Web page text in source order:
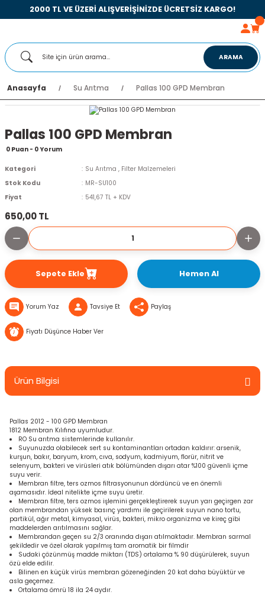
2000 TL VE ÜZERİ ALIŞVERİŞİNİZDE ÜCRETSİZ KARGO!
ARAMA
Anasayfa Su Arıtma Pallas 100 GPD Membran
Pallas 100 GPD Membran
0 Puan - 0 Yorum
Kategori Su Arıtma , Filter Malzemeleri
Stok Kodu
MR-SU100
Fiyat
541,67 TL + KDV
650,00 TL
Sepete Ekle Hemen Al
Yorum Yaz Tavsiye Et Paylaş
Fiyatı Düşünce Haber Ver
Ürün Bilgisi
Pallas 2012 - 100 GPD Membran
1812 Membran Kılıfına uyumludur.
RO Su arıtma sistemlerinde kullanılır.
Suyunuzda olabilecek sert su kontaminantları ortadan kaldırır: arsenik,
kurşun, bakır, baryum, krom, cıva, sodyum, kadmiyum, florür, nitrit ve
selenyum, bakteri ve virüsleri atık bölümünden dışarı atar %100 güvenli içme
suyu verir.
Membran filtre, ters ozmos filtrasyonunun dördüncü ve en önemli
aşamasıdır. İdeal nitelikte içme suyu üretir.
Membran filtre, ters ozmos işlemini gerçekleştirerek suyun yarı geçirgen zar
olan membrandan yüksek basınç yardımı ile geçirilerek suyun nano tortu,
partikül, ağır metal, kimyasal, virüs, bakteri, mikro organizma ve kireç gibi
maddelerden arıtılmasını sağlar.
Membrandan geçen su 2/3 oranında dışarı atılmaktadır. Membran sarmal
şekildedir ve özel olarak yapılmış tam aromatik bir filmdir
Sudaki çözünmüş madde miktarı (TDS) ortalama % 90 düşürülerek, suyun
özü elde edilir.
Bilinen en küçük virüs membran gözeneğinden 20 kat daha büyüktür ve
asla geçemez.
Ortalama ömrü 18 ila 24 aydır.